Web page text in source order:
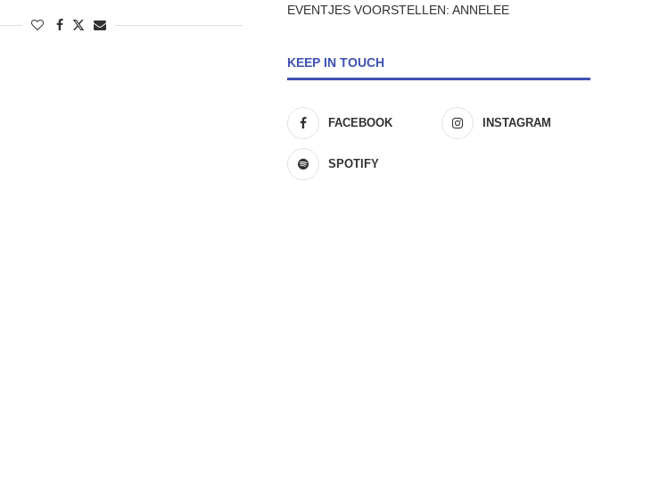
EVENTJES VOORSTELLEN: ANNELEE
KEEP IN TOUCH
FACEBOOK INSTAGRAM
SPOTIFY